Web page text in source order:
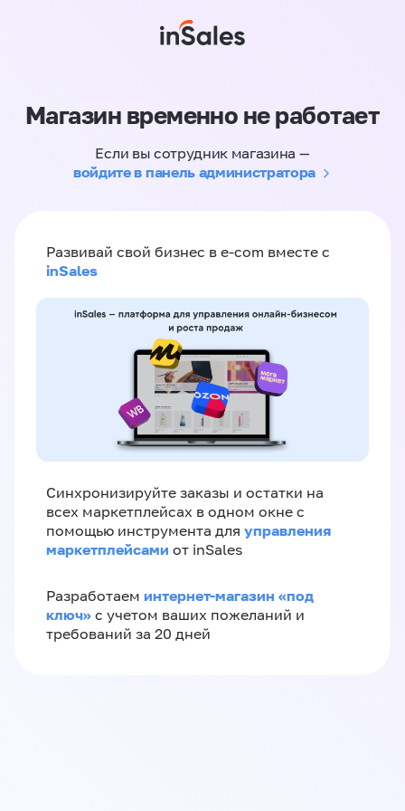
Магазин временно не работает
Если вы сотрудник магазина —
войдите в панель администратора
Развивай свой бизнес в e-com вместе с
inSales
Синхронизируйте заказы и остатки на
всех маркетплейсах в одном окне с
помощью инструмента для управления
маркетплейсами от inSales
Разработаем интернет-магазин «‎под
ключ»‎ с учетом ваших пожеланий и
требований за 20 дней